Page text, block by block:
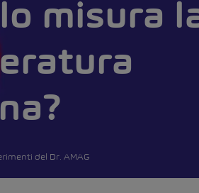
misura
del Dr. AMAG